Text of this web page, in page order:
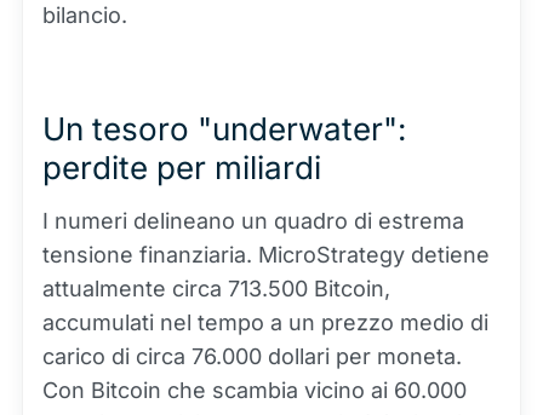
bilancio.
Un tesoro "underwater":
perdite per miliardi
I numeri delineano un quadro di estrema
tensione finanziaria. MicroStrategy detiene
attualmente circa 713.500 Bitcoin,
accumulati nel tempo a un prezzo medio di
carico di circa 76.000 dollari per moneta.
Con Bitcoin che scambia vicino ai 60.000